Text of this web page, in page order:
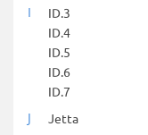
I
ID.3
ID.4
ID.5
ID.6
ID.7
J Jetta